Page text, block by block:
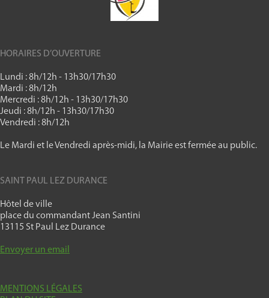
HORAIRES D’OUVERTURE
Lundi : 8h/12h - 13h30/17h30
Mardi : 8h/12h
Mercredi : 8h/12h - 13h30/17h30
Jeudi : 8h/12h - 13h30/17h30
Vendredi : 8h/12h
Le Mardi et le Vendredi après-midi, la Mairie est fermée au public.
SAINT PAUL LEZ DURANCE
Hôtel de ville
place du commandant Jean Santini
13115 St Paul Lez Durance
Envoyer un email
MENTIONS LÉGALES